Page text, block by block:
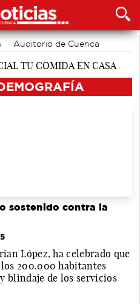
Auditorio de Cuenca
en Cuenca
sostenido contra la
López, ha celebrado que
200.000 habitantes
blindaje de los servicios